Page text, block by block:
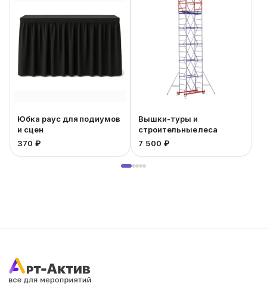
Юбка раус для подиумов
и сцен
370 ₽
Вышки-туры и
строительные леса
7 500 ₽